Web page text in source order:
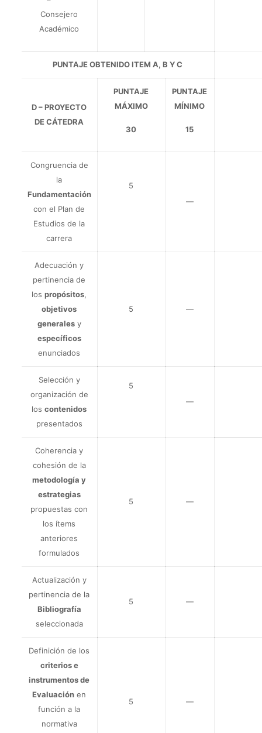
Consejero
Académico
PUNTAJE OBTENIDO ITEM A, B Y C
D – PROYECTO
DE CÁTEDRA
PUNTAJE
MÁXIMO
30
PUNTAJE
MÍNIMO
15
Congruencia de
la
Fundamentación
con el Plan de
Estudios de la
carrera
5
—
Adecuación y
pertinencia de
lospropósitos,
objetivos
generalesy
específicos
enunciados
5 —
Selección y
organización de
loscontenidos
presentados
5
—
Coherencia y
cohesión de la
metodología y
estrategias
propuestas con
los ítems
anteriores
formulados
5 —
Actualización y
pertinencia de la
Bibliografía
seleccionada
5 —
Definición de los
criterios e
instrumentos de
Evaluación en
función a la
normativa
5 —